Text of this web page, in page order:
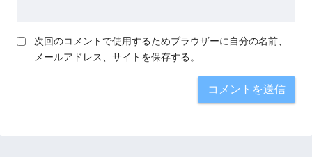
次回のコメントで使用するためブラウザーに自分の名前、
メールアドレス、サイトを保存する。